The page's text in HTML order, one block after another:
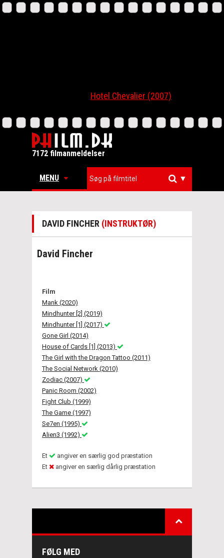
Hotel Chevalier (2007)
7172 filmanmeldelser
MENU ▼
DAVID FINCHER (INSTRUKTØR)
David Fincher
Film
Mank (2020)
Mindhunter [2] (2019)
Mindhunter [1] (2017)
Gone Girl (2014)
House of Cards [1] (2013)
The Girl with the Dragon Tattoo (2011)
The Social Network (2010)
Zodiac (2007)
Panic Room (2002)
Fight Club (1999)
The Game (1997)
Se7en (1995)
Alien3 (1992)
Et
angiver en særlig god præstation
Et
angiver en særlig dårlig præstation
FØLG MED